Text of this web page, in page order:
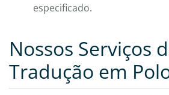
especificado.
Nossos Serviços
Tradução em